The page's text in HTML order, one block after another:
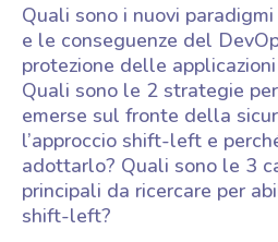
Quali sono i nuovi
e le conseguenze del
protezione delle
Quali sono le 2 strategie
emerse sul fronte della
l’approccio shift-left e
adottarlo? Quali sono le 3
principali da ricercare per
shift-left?